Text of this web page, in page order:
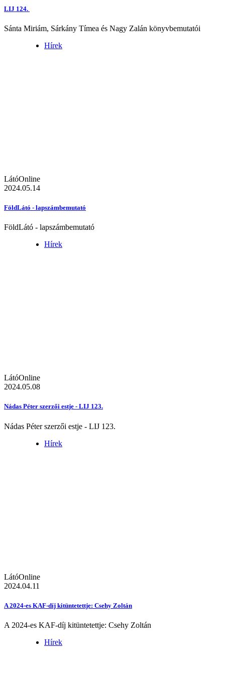
LIJ 124.
Sánta Miriám, Sárkány Tímea és Nagy Zalán könyvbemutatói
Hírek
LátóOnline
2024.05.14
FöldLátó - lapszámbemutató
FöldLátó - lapszámbemutató
Hírek
LátóOnline
2024.05.08
Nádas Péter szerzői estje - LIJ 123.
Nádas Péter szerzői estje - LIJ 123.
Hírek
LátóOnline
2024.04.11
A 2024-es KAF-díj kitüntetettje: Csehy Zoltán
A 2024-es KAF-díj kitüntetettje: Csehy Zoltán
Hírek